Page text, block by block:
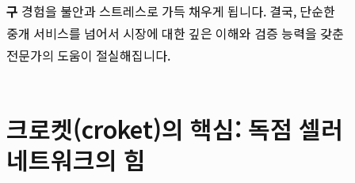
구 경험을 불안과 스트레스로 가득 채우게 됩니다. 결국, 단순한
중개 서비스를 넘어서 시장에 대한 깊은 이해와 검증 능력을 갖춘
전문가의 도움이 절실해집니다.
크로켓(croket)의 핵심: 독점 셀러
네트워크의 힘